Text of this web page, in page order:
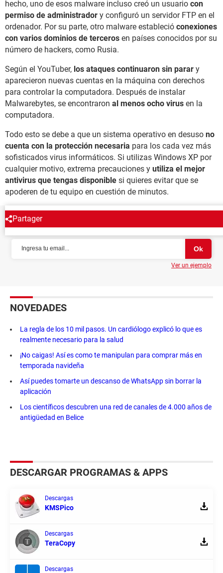
hecho, uno de esos malware incluso creó un usuario con
permiso de administrador y configuró un servidor FTP en el
ordenador. Por su parte, otro malware estableció conexiones
con varios dominios de terceros en países conocidos por su
número de hackers, como Rusia.
Según el YouTuber, los ataques continuaron sin parar y
aparecieron nuevas cuentas en la máquina con derechos
para controlar la computadora. Después de instalar
Malwarebytes, se encontraron al menos ocho virus en la
computadora.
Todo esto se debe a que un sistema operativo en desuso no
cuenta con la protección necesaria para los cada vez más
sofisticados virus informáticos. Si utilizas Windows XP por
cualquier motivo, extrema precauciones y utiliza el mejor
antivirus que tengas disponible si quieres evitar que se
apoderen de tu equipo en cuestión de minutos.
Partager
NEWSLETTER
Ver un ejemplo
NOVEDADES
La regla de los 10 mil pasos. Un cardiólogo explicó lo que es
realmente necesario para la salud
¡No caigas! Así es como te manipulan para comprar más en
temporada navideña
Así puedes tomarte un descanso de WhatsApp sin borrar la
aplicación
Los científicos descubren una red de canales de 4.000 años de
antigüedad en Belice
DESCARGAR PROGRAMAS & APPS
Descargas
KMSPico
Descargas
TeraCopy
Descargas